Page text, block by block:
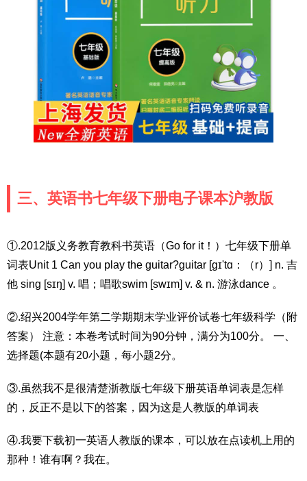
三、英语书七年级下册电子课本沪教版
①.2012版义务教育教科书英语（Go for it！）七年级下册单
词表Unit 1 Can you play the guitar?guitar [ɡɪ'tɑ：（r）] n. 吉
他 sing [sɪŋ] v. 唱；唱歌swim [swɪm] v. & n. 游泳dance 。
②.绍兴2004学年第二学期期末学业评价试卷七年级科学（附
答案） 注意：本卷考试时间为90分钟，满分为100分。 一、
选择题(本题有20小题，每小题2分。
③.虽然我不是很清楚浙教版七年级下册英语单词表是怎样
的，反正不是以下的答案，因为这是人教版的单词表
④.我要下载初一英语人教版的课本，可以放在点读机上用的
那种！谁有啊？我在。